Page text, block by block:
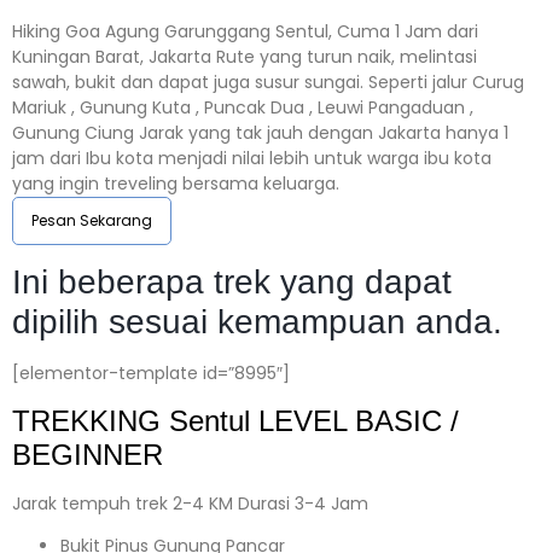
Hiking Goa Agung Garunggang Sentul, Cuma 1 Jam dari
Kuningan Barat, Jakarta Rute yang turun naik, melintasi
sawah, bukit dan dapat juga susur sungai. Seperti jalur Curug
Mariuk , Gunung Kuta , Puncak Dua , Leuwi Pangaduan ,
Gunung Ciung Jarak yang tak jauh dengan Jakarta hanya 1
jam dari Ibu kota menjadi nilai lebih untuk warga ibu kota
yang ingin treveling bersama keluarga.
Pesan Sekarang
Ini beberapa trek yang dapat
dipilih sesuai kemampuan anda.
[elementor-template id=”8995″]
TREKKING Sentul LEVEL BASIC /
BEGINNER
Jarak tempuh trek 2-4 KM Durasi 3-4 Jam
Bukit Pinus Gunung Pancar